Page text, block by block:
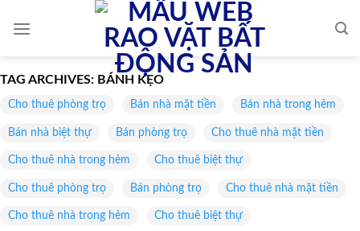
TAG ARCHIVES: BÁNH KẸO
Cho thuê phòng trọ Bán nhà mặt tiền Bán nhà trong hẻm
Bán nhà biệt thự Bán phòng trọ Cho thuê nhà mặt tiền
Cho thuê nhà trong hẻm Cho thuê biệt thự
Cho thuê phòng trọ Bán phòng trọ Cho thuê nhà mặt tiền
Cho thuê nhà trong hẻm Cho thuê biệt thự